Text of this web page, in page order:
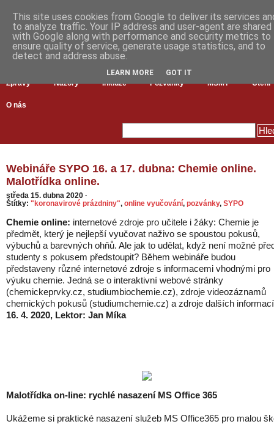
Zprávy Názory Inkluze Pozvánky MŠMT Čtení
O nás
Webináře SYPO 16. a 17. dubna: Chemie online.
Malotřídka online.
středa 15. dubna 2020 ·
Štítky: "koronavirové prázdniny", online vyučování, pozvánky, SYPO
Chemie online: internetové zdroje pro učitele i žáky: Chemie je
předmět, který je nejlepší vyučovat naživo se spoustou pokusů,
výbuchů a barevných ohňů. Ale jak to udělat, když není možné
studenty s pokusem předstoupit? Během webináře budou
představeny různé internetové zdroje s informacemi vhodnými pro
výuku chemie. Jedná se o interaktivní webové stránky
(chemickeprvky.cz, studiumbiochemie.cz), zdroje videozáznamů
chemických pokusů (studiumchemie.cz) a zdroje dalších
16. 4. 2020, Lektor: Jan Míka
Malotřídka on-line: rychlé nasazení MS Office 365
Ukážeme si praktické nasazení služeb MS Office365 pro malou
This site uses cookies from Google to deliver its services
to analyze traffic. Your IP address and user-agent are shared
with Google along with performance and security metrics to
ensure quality of service, generate usage statistics, and to
detect and address abuse.
LEARN MORE GOT IT